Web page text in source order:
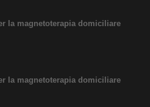
la magnetoterapia domiciliare
la magnetoterapia domiciliare